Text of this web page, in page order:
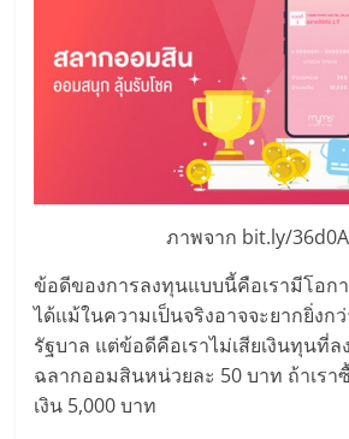
ระบบ
รน
ไชส์"
"ศูนย์
รวม
ข้อมูล
ธุรกิจ
ภาพจาก bit.ly/
ข้อดีของการลงทุนแบบนี้คือเรามีโอก
ได้แม้ในความเป็นจริงอาจจะยากยิ่งก
รัฐบาล แต่ข้อดีคือเราไม่เสียเงินทุนที่ล
ฉลากออมสินหน่วยละ 50 บาท ถ้าเรา
เงิน 5,000 บาท